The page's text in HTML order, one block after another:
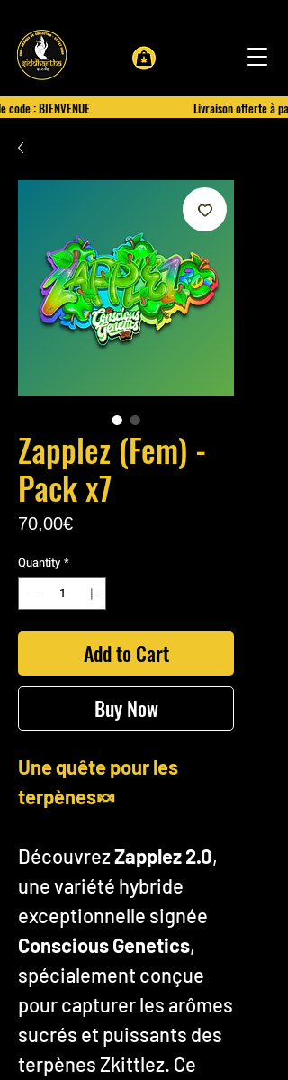
: BIENVENUE Livraison offerte à
Zapplez (Fem) -
Pack x7
70,00€Price
Quantity *
Add to Cart
Buy Now
Une quête pour les
terpènes🍬
DécouvrezZapplez 2.0,
une variété hybride
exceptionnelle signée
Conscious Genetics,
spécialement conçue
pour capturer les arômes
sucrés et puissants des
terpènes Zkittlez. Ce